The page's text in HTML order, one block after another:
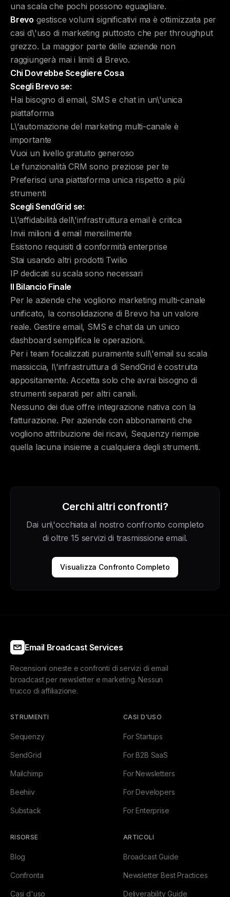
una scala che pochi possono eguagliare.
Brevo gestisce volumi significativi ma è ottimizzata per
casi d\'uso di marketing piuttosto che per throughput
grezzo. La maggior parte delle aziende non
raggiungerà mai i limiti di Brevo.
Chi Dovrebbe Scegliere Cosa
Scegli Brevo se:
Hai bisogno di email, SMS e chat in un\'unica
piattaforma
L\'automazione del marketing multi-canale è
importante
Vuoi un livello gratuito generoso
Le funzionalità CRM sono preziose per te
Preferisci una piattaforma unica rispetto a più
strumenti
Scegli SendGrid se:
L\'affidabilità dell\'infrastruttura email è critica
Invii milioni di email mensilmente
Esistono requisiti di conformità enterprise
Stai usando altri prodotti Twilio
IP dedicati su scala sono necessari
Il Bilancio Finale
Per le aziende che vogliono marketing multi-canale
unificato, la consolidazione di Brevo ha un valore
reale. Gestire email, SMS e chat da un unico
dashboard semplifica le operazioni.
Per i team focalizzati puramente sull\'email su scala
massiccia, l\'infrastruttura di SendGrid è costruita
appositamente. Accetta solo che avrai bisogno di
strumenti separati per altri canali.
Nessuno dei due offre integrazione nativa con la
fatturazione. Per aziende con abbonamenti che
vogliono attribuzione dei ricavi, Sequenzy riempie
quella lacuna insieme a cualquiera degli strumenti.
Cerchi altri confronti?
Dai un\'occhiata al nostro confronto completo
di oltre 15 servizi di trasmissione email.
Visualizza Confronto Completo
Email Broadcast Services
Recensioni oneste e confronti di servizi di email
broadcast per newsletter e marketing. Nessun
trucco di affiliazione.
STRUMENTI
Sequenzy
SendGrid
Mailchimp
Beehiiv
Substack
CASI D'USO
For Startups
For B2B SaaS
For Newsletters
For Developers
For Enterprise
RISORSE
Blog
Confronta
Casi d'uso
ARTICOLI
Broadcast Guide
Newsletter Best Practices
Deliverability Guide